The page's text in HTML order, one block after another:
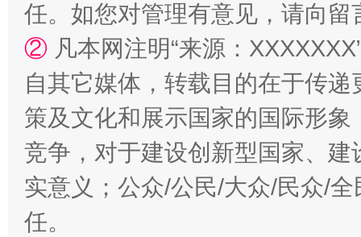
任。如您对管理有意见，请向
② 凡本网注明“来源：
自其它媒体，转载目的在于传
策及文化和展示国家的国际形
竞争，对于建设创新型国家、
实意义；公众/公民/大众/民众/
任。